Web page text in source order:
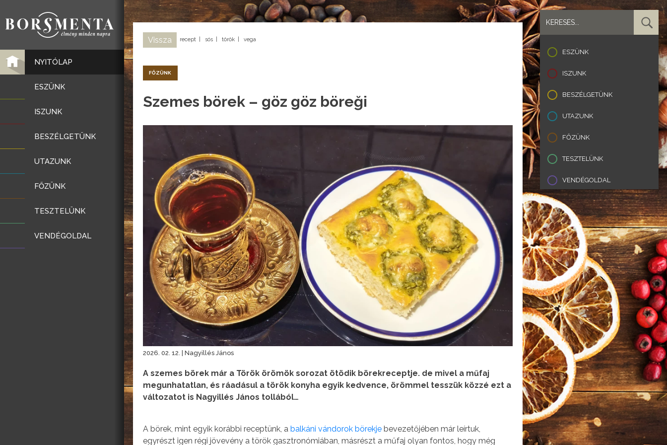
NYITÓLAP
ESZÜNK
ISZUNK
BESZÉLGETÜNK
UTAZUNK
FŐZÜNK
TESZTELÜNK
VENDÉGOLDAL
Vissza recept sós török vega
FŐZÜNK
Szemes börek – göz göz böreği
2026. 02. 12. | Nagyillés János
A szemes börek már a Török örömök sorozat ötödik börekreceptje. de mivel a műfaj
megunhatatlan, és ráadásul a török konyha egyik kedvence, örömmel tesszük közzé ezt a
változatot is Nagyillés János tollából…
A börek, mint egyik korábbi receptünk, abalkáni vándorok börekjebevezetőjében már leírtuk,
egyrészt igen régi jövevény a török gasztronómiában, másrészt a műfaj olyan fontos, hogy még
ESZÜNK
ISZUNK
BESZÉLGETÜNK
UTAZUNK
FŐZÜNK
TESZTELÜNK
VENDÉGOLDAL